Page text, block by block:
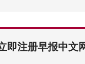
即注册早报中文